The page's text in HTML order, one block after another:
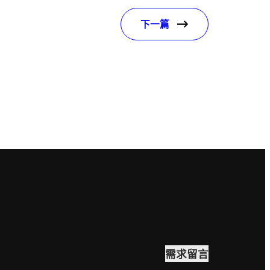
下一篇
需求留言